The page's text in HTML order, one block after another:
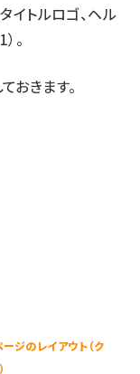
イトルロゴ、ヘル
。
きます。
ージのレイアウト（ク